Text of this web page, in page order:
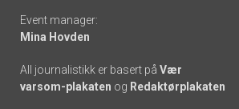
Event manager:
Mina Hovden
All journalistikk er basert på Vær
varsom-plakaten og Redaktørplakaten